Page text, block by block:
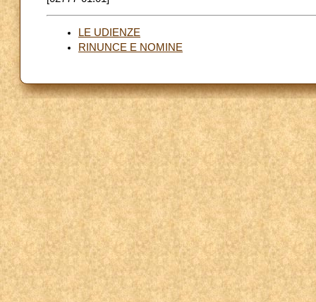
LE UDIENZE
RINUNCE E NOMINE